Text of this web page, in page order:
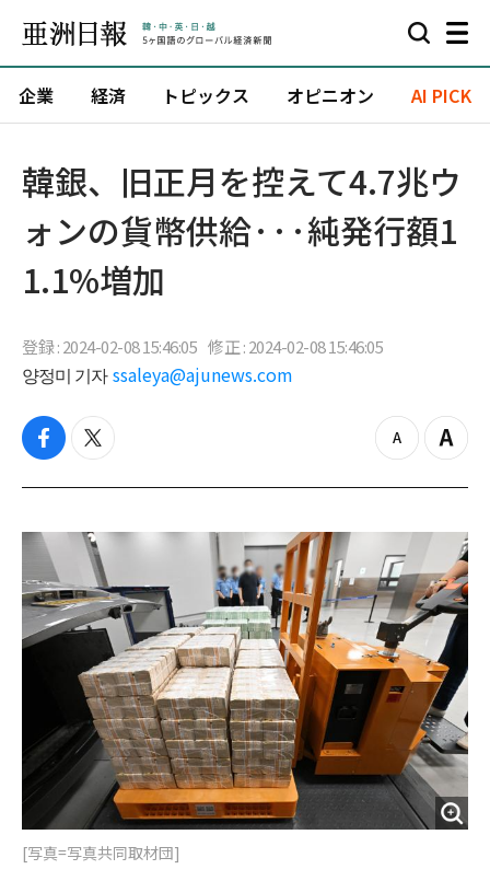
企業 経済 トピックス オピニオン AI PICK
韓銀、旧正月を控えて4.7兆ウ
ォンの貨幣供給···純発行額1
1.1%増加
登録 : 2024-02-08 15:46:05 修正 : 2024-02-08 15:46:05
양정미 기자 ssaleya@ajunews.com
f
c
b
o
k
t
i
t
e
r
z
o
o
u
t
Z
o
i
[写真=写真共同取材団]